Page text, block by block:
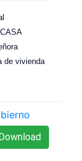
de vivienda
Download